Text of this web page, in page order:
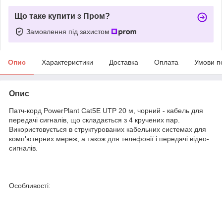
Що таке купити з Пром?
Замовлення під захистом
Опис Характеристики Доставка Оплата Умови
Опис
Патч-корд PowerPlant Cat5E UTP 20 м, чорний - кабель для
передачі сигналів, що складається з 4 кручених пар.
Використовується в структурованих кабельних системах для
комп'ютерних мереж, а також для телефонії і передачі відео-
сигналів.
Особливості: